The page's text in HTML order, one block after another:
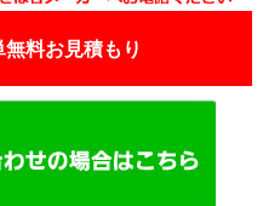
料お見積もり